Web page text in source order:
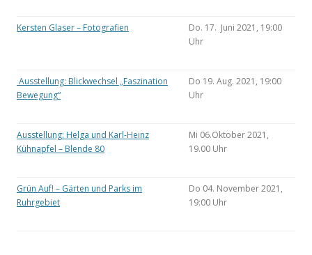
Kersten Glaser – Fotografien
Do. 17. Juni 2021, 19:00
Uhr
Ausstellung: Blickwechsel „Faszination
Bewegung“
Do 19. Aug. 2021, 19:00
Uhr
Ausstellung: Helga und Karl-Heinz
Kühnapfel – Blende 80
Mi 06.Oktober 2021,
19.00 Uhr
Grün Auf! – Gärten und Parks im
Ruhrgebiet
Do 04. November 2021,
19:00 Uhr